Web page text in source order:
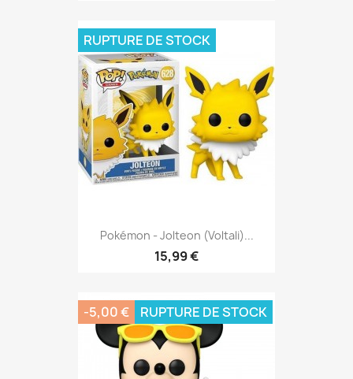
Pokémon - Jolteon (Voltali)...
15,99 €
RUPTURE DE STOCK
-5,00 € RUPTURE DE STOCK